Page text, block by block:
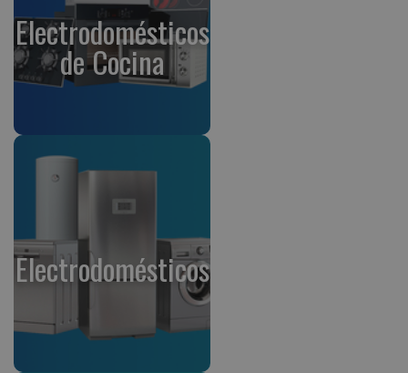
Electrodomésticos
de Cocina
Electrodomésticos